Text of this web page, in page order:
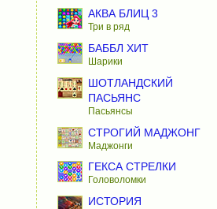
АКВА БЛИЦ 3
Три в ряд
БАББЛ ХИТ
Шарики
ШОТЛАНДСКИЙ
ПАСЬЯНС
Пасьянсы
СТРОГИЙ МАДЖОНГ
Маджонги
ГЕКСА СТРЕЛКИ
Головоломки
ИСТОРИЯ